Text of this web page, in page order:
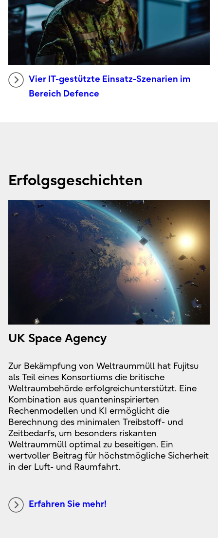
Vier IT-gestützte Einsatz-Szenarien im
Bereich Defence
Erfolgsgeschichten
UK Space Agency
Zur Bekämpfung von Weltraummüll hat Fujitsu
als Teil eines Konsortiums die britische
Weltraumbehörde erfolgreichunterstützt. Eine
Kombination aus quanteninspirierten
Rechenmodellen und KI ermöglicht die
Berechnung des minimalen Treibstoff- und
Zeitbedarfs, um besonders riskanten
Weltraummüll optimal zu beseitigen. Ein
wertvoller Beitrag für höchstmögliche Sicherheit
in der Luft- und Raumfahrt.
Erfahren Sie mehr!